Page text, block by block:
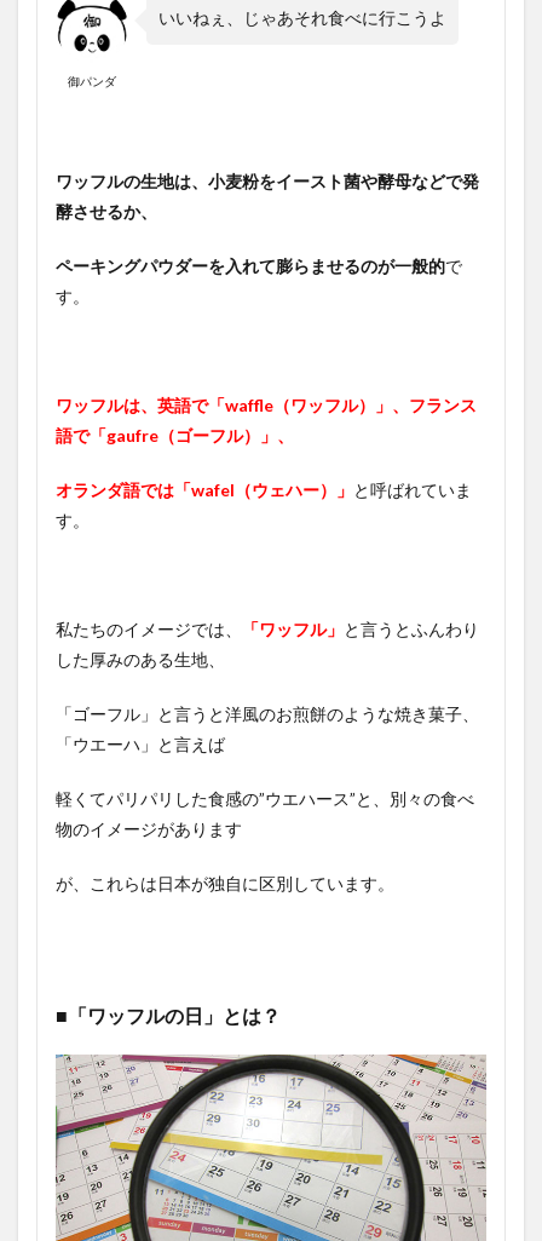
御パンダ
いいねぇ、じゃあそれ食べに行こうよ
ワッフルの生地は、小麦粉をイースト菌や酵母などで発
酵させるか、
ペーキングパウダーを入れて膨らませるのが一般的で
す。
ワッフルは、英語で「waffle（ワッフル）」、フランス
語で「gaufre（ゴーフル）」、
オランダ語では「wafel（ウェハー）」 と呼ばれていま
す。
私たちのイメージでは、 「ワッフル」 と言うとふんわり
した厚みのある生地、
「ゴーフル」と言うと洋風のお煎餅のような焼き菓子、
「ウエーハ」と言えば
軽くてパリパリした食感の”ウエハース”と、別々の食べ
物のイメージがあります
が、これらは日本が独自に区別しています。
■「ワッフルの日」とは？